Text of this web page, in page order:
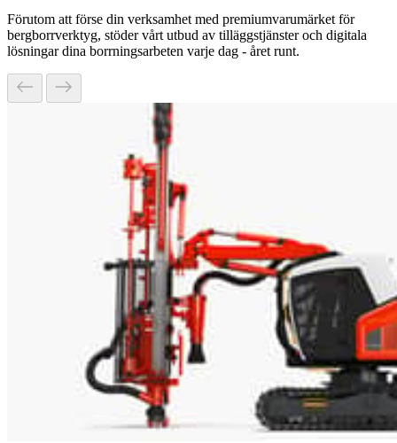
Förutom att förse din verksamhet med premiumvarumärket för
bergborrverktyg, stöder vårt utbud av tilläggstjänster och digitala
lösningar dina borrningsarbeten varje dag - året runt.